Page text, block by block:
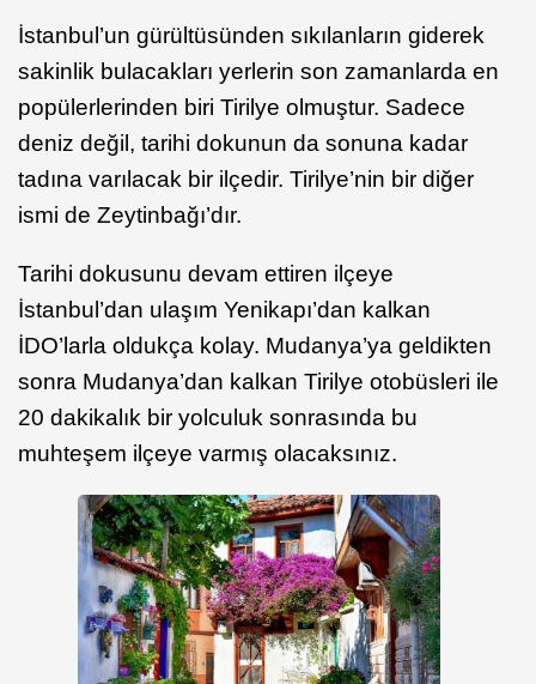
İstanbul’un gürültüsünden sıkılanların giderek
sakinlik bulacakları yerlerin son zamanlarda en
popülerlerinden biri Tirilye olmuştur. Sadece
deniz değil, tarihi dokunun da sonuna kadar
tadına varılacak bir ilçedir. Tirilye’nin bir diğer
ismi de Zeytinbağı’dır.
Tarihi dokusunu devam ettiren ilçeye
İstanbul’dan ulaşım Yenikapı’dan kalkan
İDO’larla oldukça kolay. Mudanya’ya geldikten
sonra Mudanya’dan kalkan Tirilye otobüsleri ile
20 dakikalık bir yolculuk sonrasında bu
muhteşem ilçeye varmış olacaksınız.